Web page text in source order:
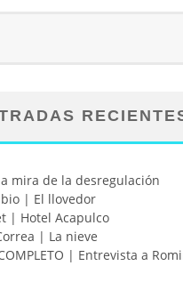
mira de la desregulación
| El llovedor
| Hotel Acapulco
| La nieve
| Entrevista a